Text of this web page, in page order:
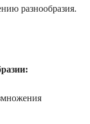
разнообразия.